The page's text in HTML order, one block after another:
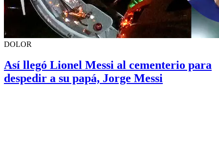
DOLOR
Así llegó Lionel Messi al cementerio para
despedir a su papá, Jorge Messi